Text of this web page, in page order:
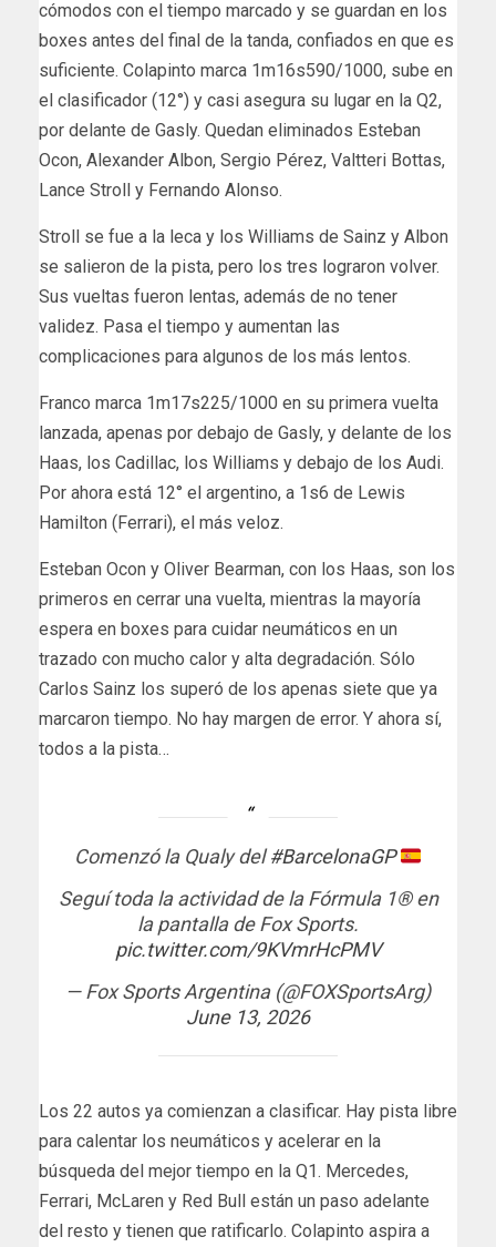
cómodos con el tiempo marcado y se guardan en los
boxes antes del final de la tanda, confiados en que es
suficiente. Colapinto marca 1m16s590/1000, sube en
el clasificador (12°) y casi asegura su lugar en la Q2,
por delante de Gasly. Quedan eliminados Esteban
Ocon, Alexander Albon, Sergio Pérez, Valtteri Bottas,
Lance Stroll y Fernando Alonso.
Stroll se fue a la leca y los Williams de Sainz y Albon
se salieron de la pista, pero los tres lograron volver.
Sus vueltas fueron lentas, además de no tener
validez. Pasa el tiempo y aumentan las
complicaciones para algunos de los más lentos.
Franco marca 1m17s225/1000 en su primera vuelta
lanzada, apenas por debajo de Gasly, y delante de los
Haas, los Cadillac, los Williams y debajo de los Audi.
Por ahora está 12° el argentino, a 1s6 de Lewis
Hamilton (Ferrari), el más veloz.
Esteban Ocon y Oliver Bearman, con los Haas, son los
primeros en cerrar una vuelta, mientras la mayoría
espera en boxes para cuidar neumáticos en un
trazado con mucho calor y alta degradación. Sólo
Carlos Sainz los superó de los apenas siete que ya
marcaron tiempo. No hay margen de error. Y ahora sí,
todos a la pista…
Comenzó la Qualy del#BarcelonaGP
Seguí toda la actividad de la Fórmula 1®️ en
la pantalla de Fox Sports.
pic.twitter.com/9KVmrHcPMV
— Fox Sports Argentina (@FOXSportsArg)
June 13, 2026
Los 22 autos ya comienzan a clasificar. Hay pista libre
para calentar los neumáticos y acelerar en la
búsqueda del mejor tiempo en la Q1. Mercedes,
Ferrari, McLaren y Red Bull están un paso adelante
del resto y tienen que ratificarlo. Colapinto aspira a